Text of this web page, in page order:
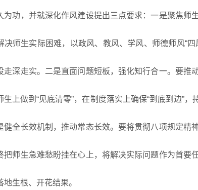
为功，并就深化作风建设提出三点要求：一是聚焦师
决师生实际困难，以政风、教风、学风、师德师风“
走深走实。二是直面问题短板，强化知行合一。要
生上做到“见底清零”，在制度落实上确保“到底到边”
健全长效机制，推动常态长效。要将贯彻八项规定
把师生急难愁盼挂在心上，将解决实际问题作为首要
地生根、开花结果。